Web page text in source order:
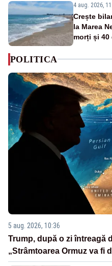
4 aug. 2026,
Crește
la Marea
morți și 40
POLITICA
5 aug. 2026, 10:36
Trump, după o zi întreagă
„Strâmtoarea Ormuz va fi